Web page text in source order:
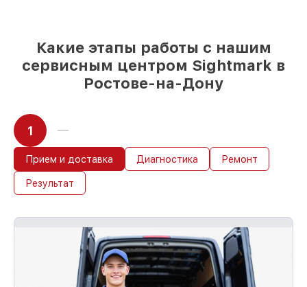
85%работ по восстановлению Sightmark
завершаются в тот же день, если мастер
начинает работу сразу
Какие этапы работы с нашим
сервисным центром Sightmark в
Ростове-на-Дону
1
Прием и доставка Диагностика Ремонт
Результат